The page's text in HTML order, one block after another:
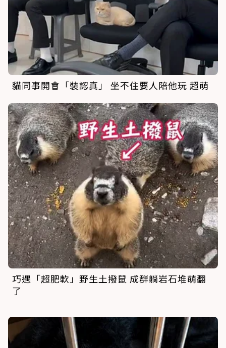
貓同事開會「裝認真」 坐不住要人陪他玩 超萌
巧遇「超肥軟」野生土撥鼠 成群躺岩石堆萌翻
了